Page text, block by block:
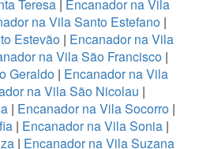
Teresa | Encanador na Vila
na Vila Santo Estefano |
Estevão | Encanador na Vila
na Vila São Francisco |
Geraldo | Encanador na Vila
na Vila São Nicolau |
| Encanador na Vila Socorro |
| Encanador na Vila Sonia|
| Encanador na Vila Suzana